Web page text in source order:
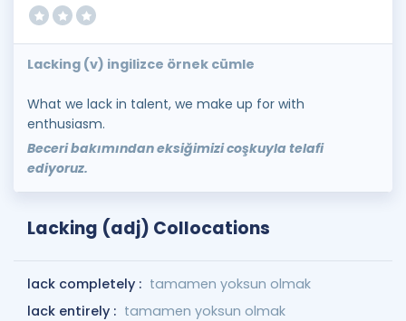
Lacking (v) ingilizce örnek cümle
What we lack in talent, we make up for with
enthusiasm.
Beceri bakımından eksiğimizi coşkuyla telafi
ediyoruz.
Lacking (adj) Collocations
lack completely : tamamen yoksun olmak
lack entirely : tamamen yoksun olmak